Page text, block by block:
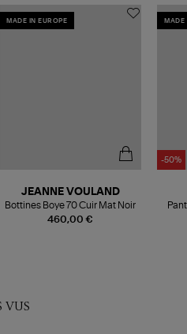
MADE IN EUROPE
460,00 €
JEANNE VOULAND
Bottines Boye 70 Cuir Mat Noir
MADE
-50%
VUS